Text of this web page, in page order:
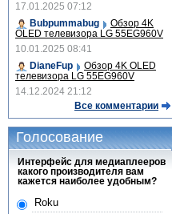
17.01.2025 07:12
Bubpummabug
Обзор 4K
OLED телевизора LG 55EG960V
10.01.2025 08:41
DianeFup
Обзор 4K OLED
телевизора LG 55EG960V
14.12.2024 21:12
Все комментарии
Голосование
Интерфейс для медиаплееров
какого производителя вам
кажется наиболее удобным?
Roku